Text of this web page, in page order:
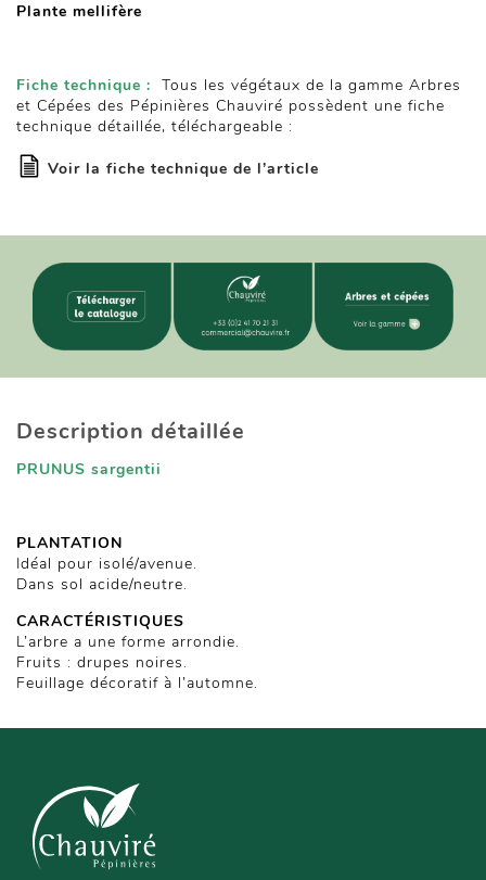
Plante mellifère
Fiche technique : Tous les végétaux de la gamme Arbres
et Cépées des Pépinières Chauviré possèdent une fiche
technique détaillée, téléchargeable :
Voir la fiche technique de l’article
Description détaillée
PRUNUS sargentii
PLANTATION
Idéal pour isolé/avenue.
Dans sol acide/neutre.
CARACTÉRISTIQUES
L’arbre a une forme arrondie.
Fruits : drupes noires.
Feuillage décoratif à l’automne.